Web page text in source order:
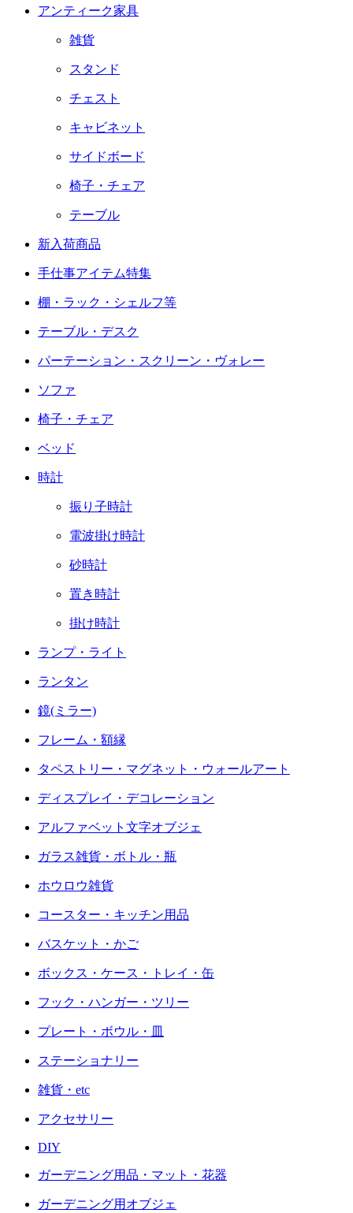
アンティーク家具
雑貨
スタンド
チェスト
キャビネット
サイドボード
椅子・チェア
テーブル
新入荷商品
手仕事アイテム特集
棚・ラック・シェルフ等
テーブル・デスク
パーテーション・スクリーン・ヴォレー
ソファ
椅子・チェア
ベッド
時計
振り子時計
電波掛け時計
砂時計
置き時計
掛け時計
ランプ・ライト
ランタン
鏡(ミラー)
フレーム・額縁
タペストリー・マグネット・ウォールアート
ディスプレイ・デコレーション
アルファベット文字オブジェ
ガラス雑貨・ボトル・瓶
ホウロウ雑貨
コースター・キッチン用品
バスケット・かご
ボックス・ケース・トレイ・缶
フック・ハンガー・ツリー
プレート・ボウル・皿
ステーショナリー
雑貨・etc
アクセサリー
DIY
ガーデニング用品・マット・花器
ガーデニング用オブジェ